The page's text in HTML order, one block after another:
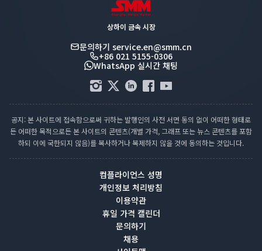
상하이 금속 시장
문의하기 service.en@smm.cn
+86 021 5155-0306
WhatsApp 실시간 채팅
공지: 본 사이트에 접속함으로써 귀하는 발행인의 사전 서면 동의 없이 어떠한 형태로
든 어떠한 목적으로든 본 사이트의 콘텐츠(개별 가격, 그래프 또는 뉴스 콘텐츠를 포함
하되 이에 국한되지 않음)를 복사하거나 복제하지 않을 것에 동의하는 것입니다.
컴플라이언스 성명
개인정보 처리방침
이용약관
휴일 가격 캘린더
문의하기
채용